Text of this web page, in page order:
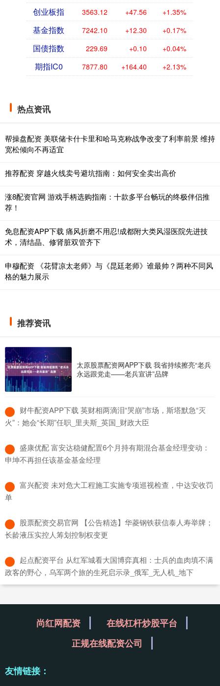
创业板指 3563.12 +47.56 +1.35%
基金指数 7242.10 +12.30 +0.17%
国债指数 229.69 +0.10 +0.04%
期指IC0 7877.80 +164.40 +2.13%
热点资讯
帮操盘配资 美联储卡什卡里和哈马克称战争改变了利率前景 维持
宽松倾向不再适宜
推荐配资 穿越火线卖号避坑指南：如何安全卖出高价
涨8配资官网 游戏手柄选购指南：十款多平台畅玩的终极伴侣推
荐！
免息配资APP下载 痛风折磨不用忍!成都附大类风湿医院先进技
术，清结晶、修肾脏双管齐下
申穆配资 《花臂凉太老师》与《昆廷老师》谁最帅？两种不同风
格的魅力展示
推荐资讯
太原股票配资网APP下载 我省持续擦亮“老兵
永远跟党走——老兵宣讲”品牌
​财牛配资APP下载 英财相两滴泪“哭崩”市场，斯塔默急“灭
火”：她会“长期”任职_里夫斯_英国_财政大臣
​盛康优配 富安达稳健配置6个月持有期混合基金经理变动：
申坤不再担任该基金基金经理
​富兴配资 未对危大工程施工实施专项巡视检查，中达安收罚
单
​股票配资交易官网 【公告精选】华菱钢铁获信泰人寿举牌；
长龄液压实控人筹划控制权变更
​起点配资平台 从红军城看大国博弈真相：士兵的血肉填不满
政客的野心，乌军两个旅的生死启示录_俄军_无人机_地下
尚红网配资
在线杠杆炒股平台
正规在线配资公司
友情链接：